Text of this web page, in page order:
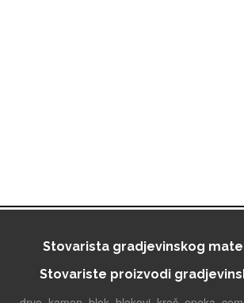
Stovarista gradjevinskog
Stovariste proizvodi